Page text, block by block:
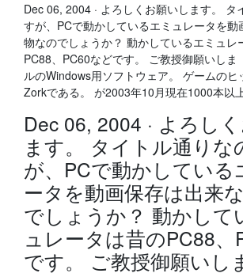
Dec 06, 2004 · よろしくお願いします。 タ
すが、PCで動かしているエミュレータを動
物なのでしょうか？ 動かしているエミュレ
PC88、PC60などです。 ご教授御願いしま
ルのWindows用ソフトウェア。 ゲームのヒ
Zorkである。 が2003年10月現在1000本以
Dec 06, 2004 · よろし
ます。 タイトル通りな
が、PCで動かしている
ータを動画保存は出来
でしょうか？ 動かして
ュレータは昔のPC88、
です。 ご教授御願いし